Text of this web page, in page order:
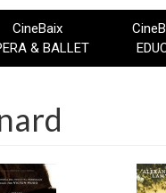
CineBaix
& BALLET